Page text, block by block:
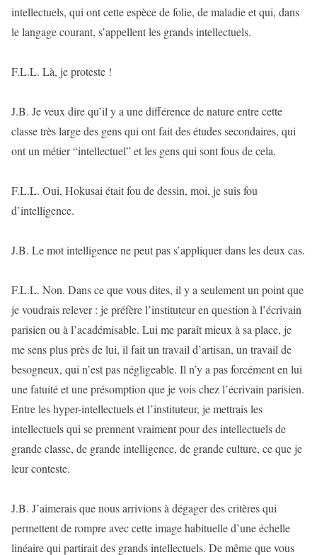
intellectuels, qui ont cette espèce de folie, de maladie et qui, dans
le langage courant, s’appellent les grands intellectuels.
F.L.L. Là, je proteste !
J.B. Je veux dire qu’il y a une différence de nature entre cette
classe très large des gens qui ont fait des études secondaires, qui
ont un métier “intellectuel” et les gens qui sont fous de cela.
F.L.L. Oui, Hokusai était fou de dessin, moi, je suis fou
d’intelligence.
J.B. Le mot intelligence ne peut pas s’appliquer dans les deux cas.
F.L.L. Non. Dans ce que vous dites, il y a seulement un point que
je voudrais relever : je préfère l’instituteur en question à l’écrivain
parisien ou à l’académisable. Lui me paraît mieux à sa place, je
me sens plus près de lui, il fait un travail d’artisan, un travail de
besogneux, qui n’est pas négligeable. Il n’y a pas forcément en lui
une fatuité et une présomption que je vois chez l’écrivain parisien.
Entre les hyper-intellectuels et l’instituteur, je mettrais les
intellectuels qui se prennent vraiment pour des intellectuels de
grande classe, de grande intelligence, de grande culture, ce que je
leur conteste.
J.B. J’aimerais que nous arrivions à dégager des critères qui
permettent de rompre avec cette image habituelle d’une échelle
linéaire qui partirait des grands intellectuels. De même que vous